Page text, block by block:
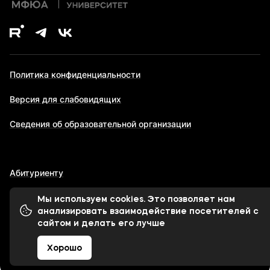
Политика конфиденциальности
Версия для слабовидящих
Сведения об образовательной организации
Абитуриенту
© 1998-2026 Московский финансово-юридический
университет МФЮА
Мы используем cookies. Это позволяет нам
анализировать взаимодействие посетителей с
сайтом и делать его лучше
Хорошо